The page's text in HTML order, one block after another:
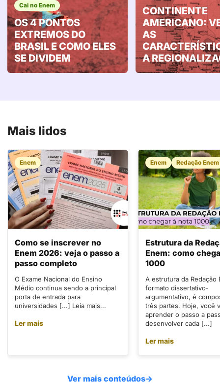
Cai no Enem
OS 4 PONTOS
EXTREMOS DO
BRASIL E COMO ELES
SE DIVIDEM
CONTINENTE
AMERICANO:
AS
A
Mais lidos
Enem
Como se inscrever no
Enem 2026: veja o passo a
passo completo
O Exame Nacional do Ensino
Médio continua sendo a principal
porta de entrada para
universidades [...] Leia mais...
Ler mais
Enem Redação Enem
Estrutura da
Enem: como
1000
A estrutura da Redação
formato dissertativo-
argumentativo, é
três partes. Hoje, você
aprender o passo a
desenvolver cada [...]
Ler mais
Ver mais conteúdos→